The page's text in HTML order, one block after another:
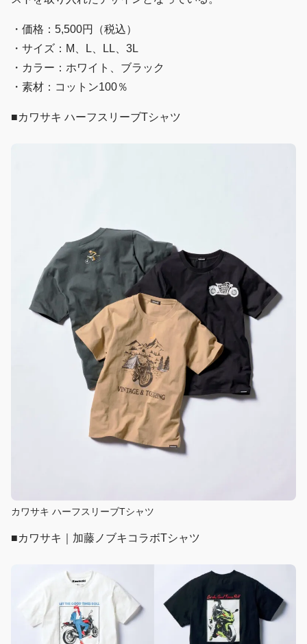
・価格：5,500円（税込）
・サイズ：M、L、LL、3L
・カラー：ホワイト、ブラック
・素材：コットン100％
■カワサキ ハーフスリーブTシャツ
カワサキ ハーフスリーブTシャツ
■カワサキ｜加藤ノブキコラボTシャツ